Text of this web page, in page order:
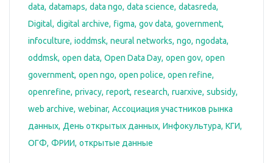
data datamaps data ngo data science datasreda
Digital digital archive figma gov data government
infoculture ioddmsk neural networks ngo ngodata
oddmsk open data Open Data Day open gov open
government open ngo open police open refine
openrefine privacy report research ruarxive subsidy
web archive webinar Ассоциация участников рынка
данных День открытых данных Инфокультура КГИ
ОГФ ФРИИ открытые данные